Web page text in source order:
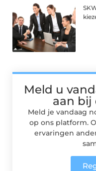
Meld u
aan bij
Meld je vandaag
op ons platform.
ervaringen